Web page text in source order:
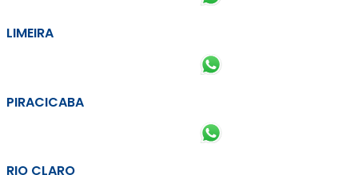
LIMEIRA
PIRACICABA
RIO CLARO